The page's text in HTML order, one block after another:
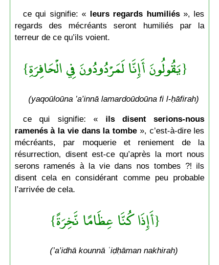
ce qui signifie: « leurs regards humiliés», les
regards des mécréants seront humiliés par la
terreur de ce qu’ils voient.
{يَقُولُونَ أَإِنَّا لَمَرْدُودُونَ فِي الْحَافِرَةِ}
(yaqoūloūna ’a’innā lamardoūdoūna fi l-ḥāfirah)
ce qui signifie: « ils disent serions-nous
ramenés à la vie dans la tombe », c’est-à-dire les
mécréants, par moquerie et reniement de la
résurrection, disent est-ce qu’après la mort nous
serons ramenés à la vie dans nos tombes ?! ils
disent cela en considérant comme peu probable
l’arrivée de cela.
{أَإِذَا كُنَّا عِظَامًا نَّخِرَةً}
(’a’idhā kounnā ʿiḍḥāman nakhirah)